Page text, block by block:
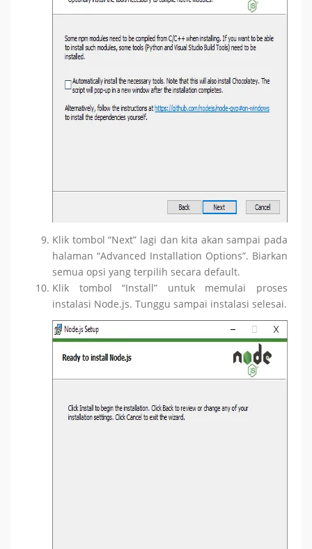
Klik tombol “Next” lagi dan kita akan sampai pada
halaman “Advanced Installation Options”. Biarkan
semua opsi yang terpilih secara default.
Klik tombol “Install” untuk memulai proses
instalasi Node.js. Tunggu sampai instalasi selesai.